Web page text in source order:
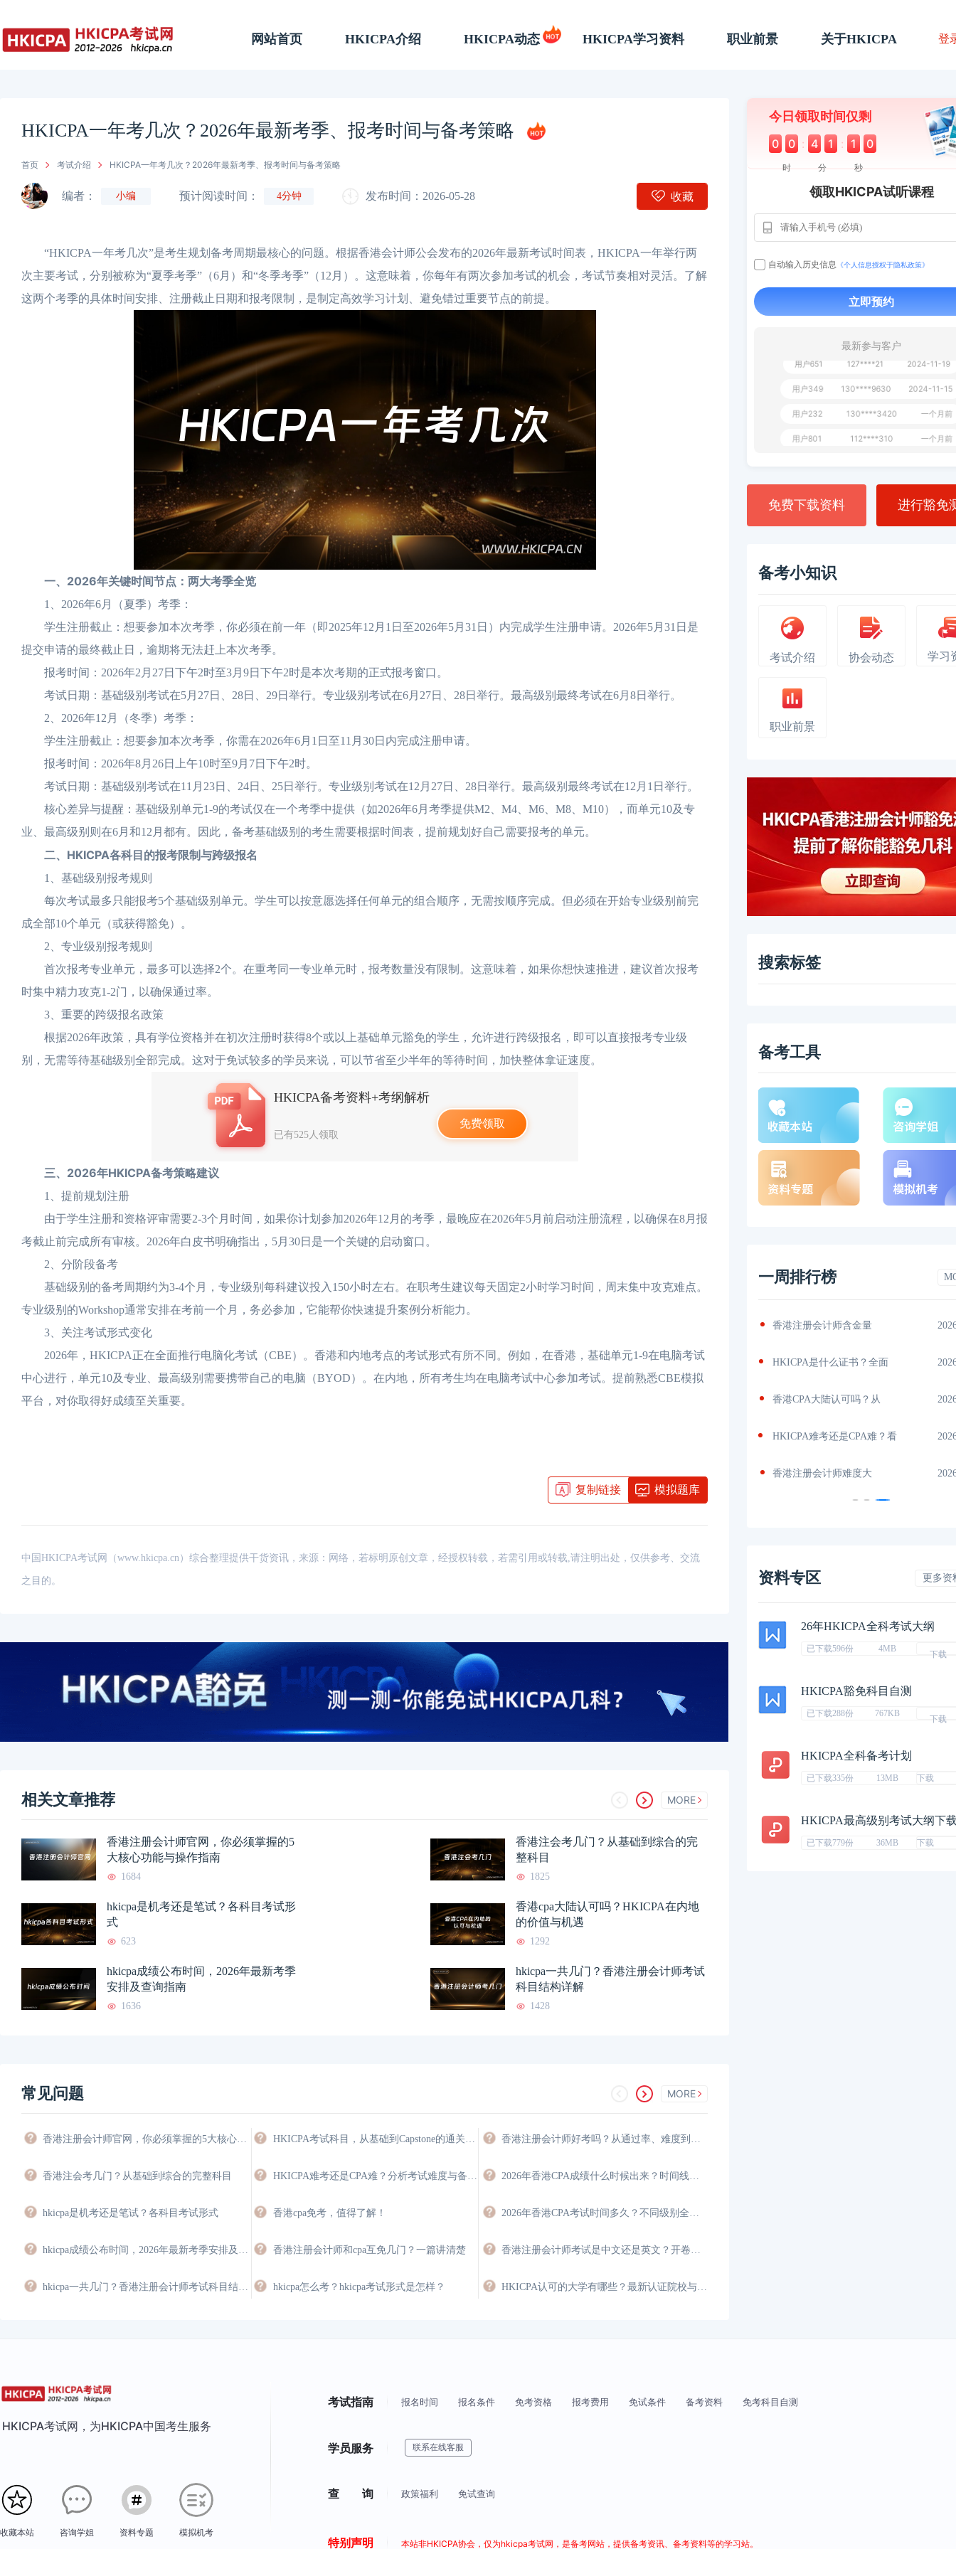
网站首页 HKICPA介绍 HKICPA动态 HKICPA学习资料 职业前景 关于HKICPA 登
HKICPA一年考几次？2026年最新考季、报考时间与备考策略
首页 考试介绍 HKICPA一年考几次？2026年最新考季、报考时间与备考策略
编者： 小编 预计阅读时间： 4分钟 发布时间：2026-05-28 收藏
“HKICPA一年考几次”是考生规划备考周期最核心的问题。根据香港会计师公会发布的2026年最新考试时间表，HKICPA一年举行两
次主要考试，分别被称为“夏季考季”（6月）和“冬季考季”（12月）。这意味着，你每年有两次参加考试的机会，考试节奏相对灵活。了解
这两个考季的具体时间安排、注册截止日期和报考限制，是制定高效学习计划、避免错过重要节点的前提。
一、2026年关键时间节点：两大考季全览
1、2026年6月（夏季）考季：
学生注册截止：想要参加本次考季，你必须在前一年（即2025年12月1日至2026年5月31日）内完成学生注册申请。2026年5月31日是
提交申请的最终截止日，逾期将无法赶上本次考季。
报考时间：2026年2月27日下午2时至3月9日下午2时是本次考期的正式报考窗口。
考试日期：基础级别考试在5月27日、28日、29日举行。专业级别考试在6月27日、28日举行。最高级别最终考试在6月8日举行。
2、2026年12月（冬季）考季：
学生注册截止：想要参加本次考季，你需在2026年6月1日至11月30日内完成注册申请。
报考时间：2026年8月26日上午10时至9月7日下午2时。
考试日期：基础级别考试在11月23日、24日、25日举行。专业级别考试在12月27日、28日举行。最高级别最终考试在12月1日举行。
核心差异与提醒：基础级别单元1-9的考试仅在一个考季中提供（如2026年6月考季提供M2、M4、M6、M8、M10），而单元10及专
业、最高级别则在6月和12月都有。因此，备考基础级别的考生需要根据时间表，提前规划好自己需要报考的单元。
二、HKICPA各科目的报考限制与跨级报名
1、基础级别报考规则
每次考试最多只能报考5个基础级别单元。学生可以按意愿选择任何单元的组合顺序，无需按顺序完成。但必须在开始专业级别前完
成全部10个单元（或获得豁免）。
2、专业级别报考规则
首次报考专业单元，最多可以选择2个。在重考同一专业单元时，报考数量没有限制。这意味着，如果你想快速推进，建议首次报考
时集中精力攻克1-2门，以确保通过率。
3、重要的跨级报名政策
根据2026年政策，具有学位资格并在初次注册时获得8个或以上基础单元豁免的学生，允许进行跨级报名，即可以直接报考专业级
别，无需等待基础级别全部完成。这对于免试较多的学员来说，可以节省至少半年的等待时间，加快整体拿证速度。
HKICPA备考资料+考纲解析
已有525人领取
免费领取
三、2026年HKICPA备考策略建议
1、提前规划注册
由于学生注册和资格评审需要2-3个月时间，如果你计划参加2026年12月的考季，最晚应在2026年5月前启动注册流程，以确保在8月报
考截止前完成所有审核。2026年白皮书明确指出，5月30日是一个关键的启动窗口。
2、分阶段备考
基础级别的备考周期约为3-4个月，专业级别每科建议投入150小时左右。在职考生建议每天固定2小时学习时间，周末集中攻克难点。
专业级别的Workshop通常安排在考前一个月，务必参加，它能帮你快速提升案例分析能力。
3、关注考试形式变化
2026年，HKICPA正在全面推行电脑化考试（CBE）。香港和内地考点的考试形式有所不同。例如，在香港，基础单元1-9在电脑考试
中心进行，单元10及专业、最高级别需要携带自己的电脑（BYOD）。在内地，所有考生均在电脑考试中心参加考试。提前熟悉CBE模拟
平台，对你取得好成绩至关重要。
复制链接 模拟题库
中国HKICPA考试网（www.hkicpa.cn）综合整理提供干货资讯，来源：网络，若标明原创文章，经授权转载，若需引用或转载,请注明出处，仅供参考、交流
之目的。
相关文章推荐 MORE
香港注册会计师官网，你必须掌握的5
大核心功能与操作指南
1684
香港注会考几门？从基础到综合的完
整科目
1825
hkicpa是机考还是笔试？各科目考试形
式
623
香港cpa大陆认可吗？HKICPA在内地
的价值与机遇
1292
hkicpa成绩公布时间，2026年最新考季
安排及查询指南
1636
hkicpa一共几门？香港注册会计师考试
科目结构详解
1428
常见问题 MORE
香港注会考几门？从基础到综合的完整科目
hkicpa是机考还是笔试？各科目考试形式 香港cpa免考，值得了解！
香港注册会计师和cpa互免几门？一篇讲清楚
hkicpa怎么考？hkicpa考试形式是怎样？
今日领取时间仅剩
0 0 : 4 1 : 0 9
时 分 秒
领取HKICPA试听课程
自动输入历史信息 《个人信息授权于隐私政策》
立即预约
最新参与客户
112****290
用户987 130****6344 2024-09-13
用户279 130****8868 2024-08-21
免费下载资料 进行豁免
备考小知识
考试介绍 协会动态 学习
职业前景
搜索标签
备考工具
一周排行榜
HKICPA值不值得考？从薪 2026-07-10
2026-07-06
HKICPA考试难度，真实通 2026-07-05
2026-07-04
2026-07-02
2026-07-01
香港注册会计师含金量
HKICPA是什么证书？全面
香港CPA大陆认可吗？从
HKICPA难考还是CPA难？看
香港注册会计师难度大
资料专区 更多资
26年HKICPA全科考试大纲
已下载596份 4MB
下载
HKICPA豁免科目自测
已下载288份 767KB
下载
HKICPA全科备考计划
已下载335份 13MB 下载
HKICPA最高级别考试大纲下
已下载779份 36MB 下载
HKICPA考试网，为HKICPA中国考生服务
收藏本站 咨询学姐 资料专题 模拟机考
考试指南 报名时间 报名条件 免考资格 报考费用 免试条件 备考资料 免考科目自测
学员服务 联系在线客服
查 询 政策福利 免试查询
特别声明 本站非HKICPA协会，仅为hkicpa考试网，是备考网站，提供备考资讯、备考资料等的学习站。